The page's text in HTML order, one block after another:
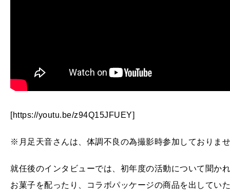
[https://youtu.be/z94Q15JFUEY]
※月足天音さんは、体調不良の為撮影時参加しておりま
就任後のインタビューでは、初年度の活動について聞か
お菓子を配ったり、コラボパッケージの商品を出してい